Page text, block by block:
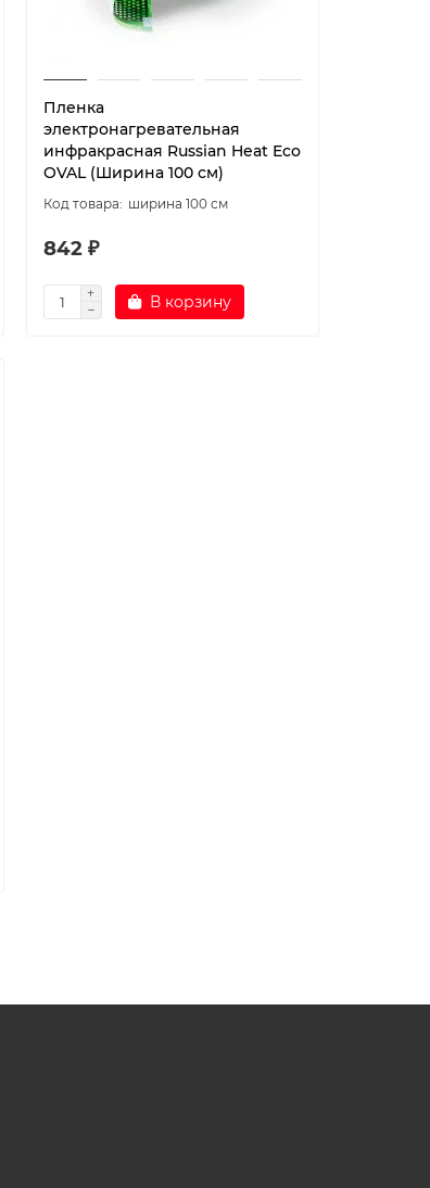
Пленка
электронагревательная
инфракрасная Russian Heat Eco
OVAL (Ширина 100 см)
ширина 100 см
842 ₽
В корзину